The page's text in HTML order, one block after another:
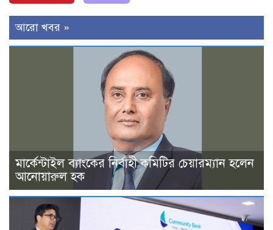
আরো খবর »
মার্কেন্টাইল ব্যাংকের নির্বাহী কমিটির চেয়ারম্যান হলেন
আনোয়ারুল হক